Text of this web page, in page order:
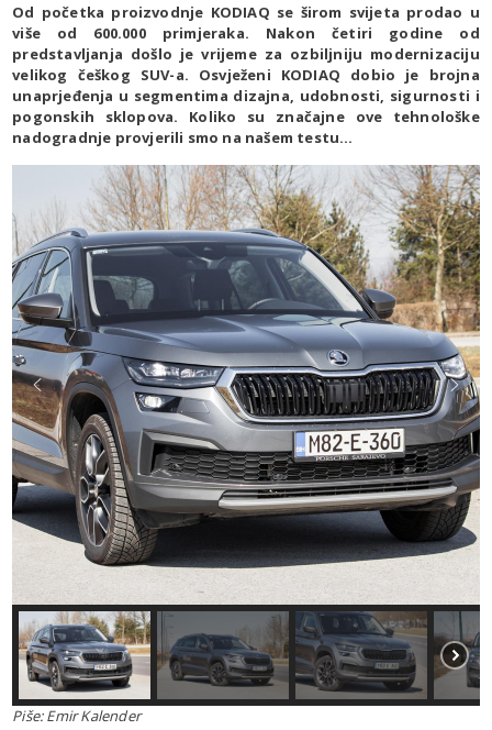
Od početka proizvodnje KODIAQ se širom svijeta prodao u
više od 600.000 primjeraka. Nakon četiri godine od
predstavljanja došlo je vrijeme za ozbiljniju modernizaciju
velikog češkog SUV-a. Osvježeni KODIAQ dobio je brojna
unaprjeđenja u segmentima dizajna, udobnosti, sigurnosti i
pogonskih sklopova. Koliko su značajne ove tehnološke
nadogradnje provjerili smo na našem testu…
Piše: Emir Kalender